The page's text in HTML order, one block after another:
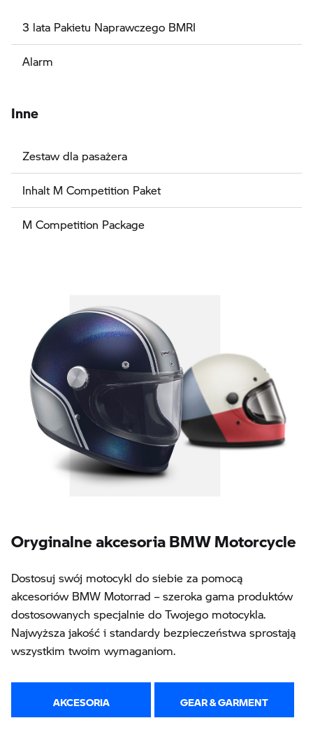
3 lata Pakietu Naprawczego BMRI
Alarm
Inne
Zestaw dla pasażera
Inhalt M Competition Paket
M Competition Package
Oryginalne akcesoria BMW Motorcycle
Dostosuj swój motocykl do siebie za pomocą
akcesoriów BMW Motorrad – szeroka gama produktów
dostosowanych specjalnie do Twojego motocykla.
Najwyższa jakość i standardy bezpieczeństwa sprostają
wszystkim twoim wymaganiom.
AKCESORIA GEAR & GARMENT